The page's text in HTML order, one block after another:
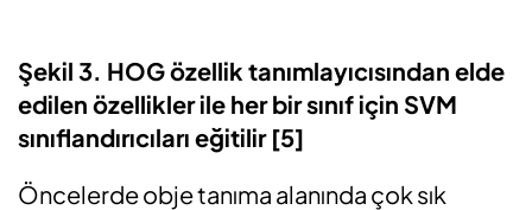
Şekil 3. HOG özellik tanımlayıcısından elde
edilen özellikler ile her bir sınıf için SVM
sınıflandırıcıları eğitilir [5]
Öncelerde obje tanıma alanında çok sık